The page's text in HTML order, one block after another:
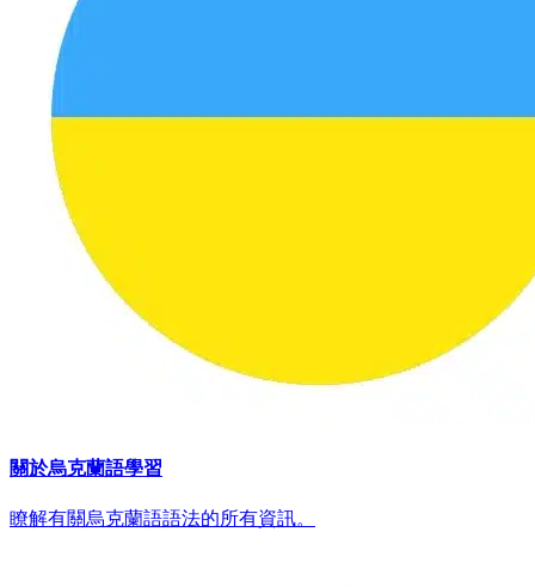
關於烏克蘭語學習
瞭解有關烏克蘭語語法的所有資訊。